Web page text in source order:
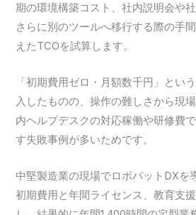
期の環境構築コスト、社内説明会や
さらに別のツールへ移行する際の手
えたTCOを試算します。
「初期費用ゼロ・月額数千円」とい
入したものの、操作の難しさから現
内ヘルプデスクの対応稼働や研修費
す失敗事例が多いためです。
中堅製造業の現場でロボパットDXを
初期費用と年間ライセンス、教育支